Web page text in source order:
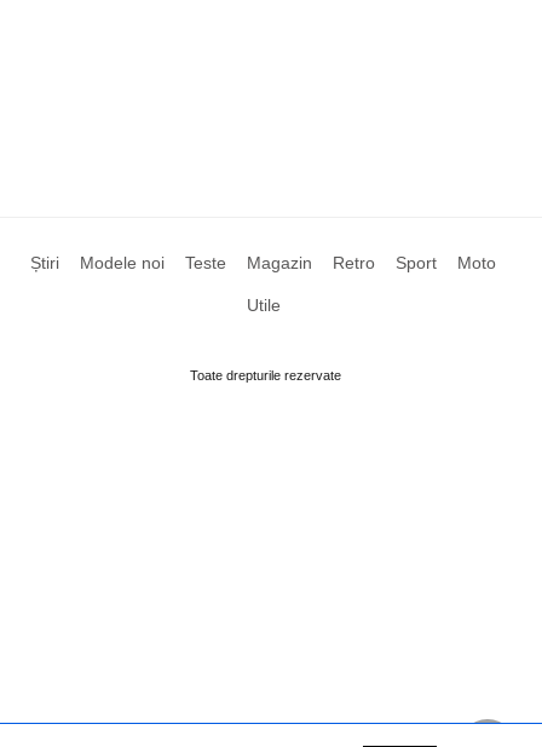
Știri Modele noi Teste Magazin Retro Sport Moto
Utile
Toate drepturile rezervate